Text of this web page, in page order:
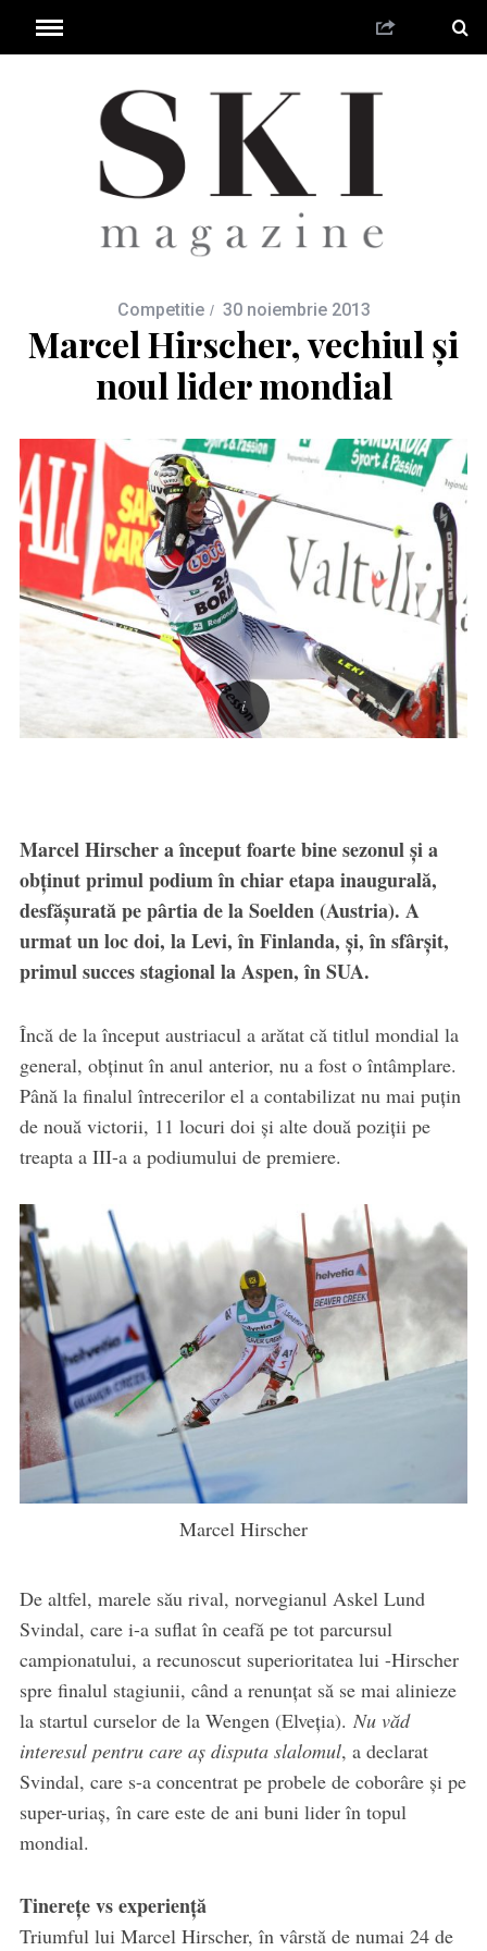
Competitie 30 noiembrie 2013
Marcel Hirscher, vechiul şi
noul lider mondial
Marcel Hirscher a început foarte bine sezonul şi a
obținut primul podium în chiar etapa inaugurală,
desfăşurată pe pârtia de la Soelden (Austria). A
urmat un loc doi, la Levi, în Finlanda, şi, în sfârşit,
primul succes stagional la Aspen, în SUA.
Încă de la început austriacul a arătat că titlul mondial la
general, obţinut în anul anterior, nu a fost o întâmplare.
Până la finalul întrecerilor el a contabilizat nu mai puţin
de nouă victorii, 11 locuri doi şi alte două poziţii pe
treapta a III-a a podiumului de premiere.
Marcel Hirscher
De altfel, marele său rival, norvegianul Askel Lund
Svindal, care i-a suflat în ceafă pe tot parcursul
campionatului, a recunoscut superioritatea lui -Hirscher
spre finalul stagiunii, când a renunţat să se mai alinieze
la startul curselor de la Wengen (Elveția). Nu văd
interesul pentru care aş disputa slalomul, a declarat
Svindal, care s-a concentrat pe probele de coborâre şi pe
super-uriaş, în care este de ani buni lider în topul
mondial.
Tinereţe vs experienţă
Triumful lui Marcel Hirscher, în vârstă de numai 24 de